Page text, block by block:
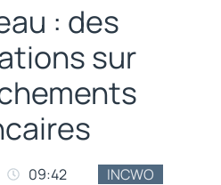
: des
sur
09:42 INCWO